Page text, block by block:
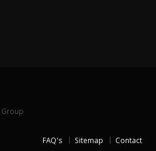
Group
FAQ's Sitemap Contact